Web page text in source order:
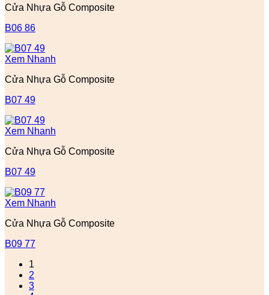
Cửa Nhựa Gỗ Composite
B06 86
Xem Nhanh
Cửa Nhựa Gỗ Composite
B07 49
Xem Nhanh
Cửa Nhựa Gỗ Composite
B07 49
Xem Nhanh
Cửa Nhựa Gỗ Composite
B09 77
1
2
3